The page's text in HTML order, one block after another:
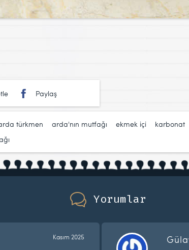
Paylaş
türkmen arda'nın mutfağı ekmek içi karbonat
Yorumlar
Kasım 2025